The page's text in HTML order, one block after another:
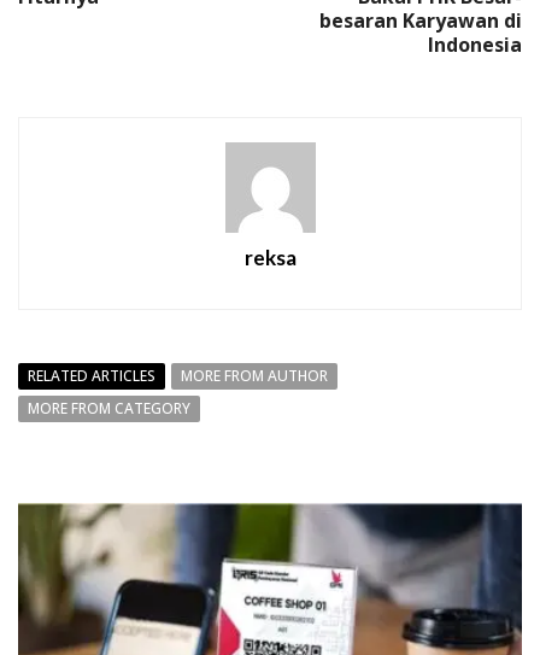
besaran Karyawan di
Indonesia
reksa
RELATED ARTICLES
MORE FROM AUTHOR
MORE FROM CATEGORY